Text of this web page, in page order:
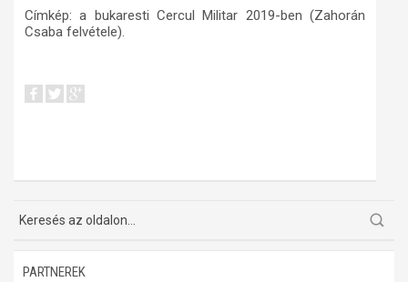
Címkép: a bukaresti Cercul Militar 2019-ben (Zahorán
Csaba felvétele).
PARTNEREK